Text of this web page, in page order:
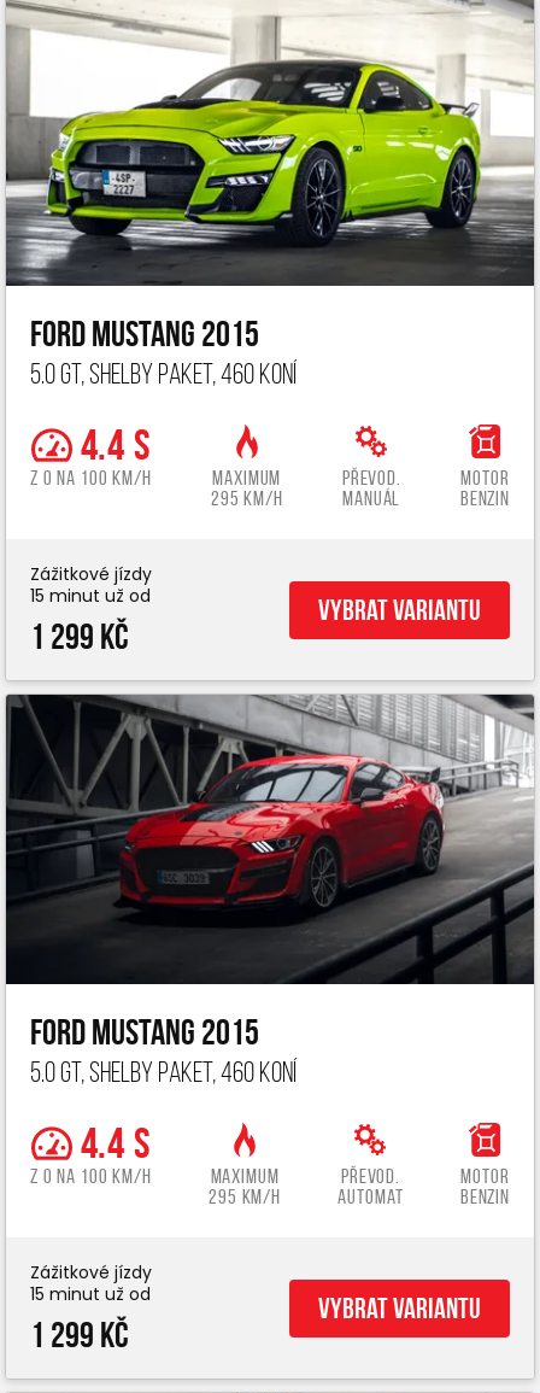
Ford Mustang 2015
5.0 GT, Shelby paket, 460 koní
4.4 s
z 0 na 100 km/h
Maximum
295 km/h
Převod.
manuál
Motor
benzin
Zážitkové jízdy
15 minut už od
1 299 Kč
Vybrat variantu
Ford Mustang 2015
5.0 GT, Shelby paket, 460 koní
4.4 s
z 0 na 100 km/h
Maximum
295 km/h
Převod.
automat
Motor
benzin
Zážitkové jízdy
15 minut už od
1 299 Kč
Vybrat variantu